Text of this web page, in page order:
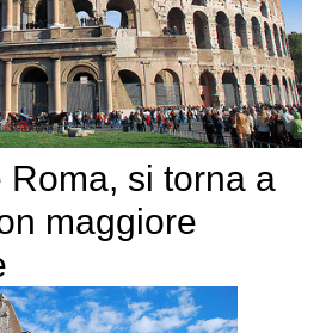
Roma, si torna a
maggiore